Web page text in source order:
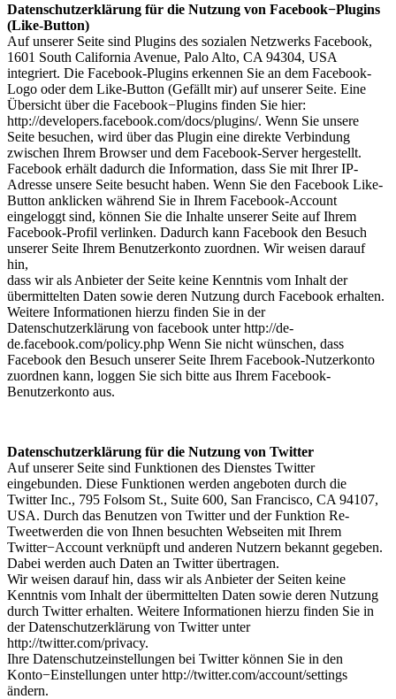
Datenschutzerklärung für die Nutzung von Facebook−Plugins
(Like-Button)
Auf unserer Seite sind Plugins des sozialen Netzwerks Facebook,
1601 South California Avenue, Palo Alto, CA 94304, USA
integriert. Die Facebook-Plugins erkennen Sie an dem Facebook-
Logo oder dem Like-Button (Gefällt mir) auf unserer Seite. Eine
Übersicht über die Facebook−Plugins finden Sie hier:
http://developers.facebook.com/docs/plugins/. Wenn Sie unsere
Seite besuchen, wird über das Plugin eine direkte Verbindung
zwischen Ihrem Browser und dem Facebook-Server hergestellt.
Facebook erhält dadurch die Information, dass Sie mit Ihrer IP-
Adresse unsere Seite besucht haben. Wenn Sie den Facebook Like-
Button anklicken während Sie in Ihrem Facebook-Account
eingeloggt sind, können Sie die Inhalte unserer Seite auf Ihrem
Facebook-Profil verlinken. Dadurch kann Facebook den Besuch
unserer Seite Ihrem Benutzerkonto zuordnen. Wir weisen darauf
hin,
dass wir als Anbieter der Seite keine Kenntnis vom Inhalt der
übermittelten Daten sowie deren Nutzung durch Facebook erhalten.
Weitere Informationen hierzu finden Sie in der
Datenschutzerklärung von facebook unter http://de-
de.facebook.com/policy.php Wenn Sie nicht wünschen, dass
Facebook den Besuch unserer Seite Ihrem Facebook-Nutzerkonto
zuordnen kann, loggen Sie sich bitte aus Ihrem Facebook-
Benutzerkonto aus.
Datenschutzerklärung für die Nutzung von Twitter
Auf unserer Seite sind Funktionen des Dienstes Twitter
eingebunden. Diese Funktionen werden angeboten durch die
Twitter Inc., 795 Folsom St., Suite 600, San Francisco, CA 94107,
USA. Durch das Benutzen von Twitter und der Funktion Re-
Tweetwerden die von Ihnen besuchten Webseiten mit Ihrem
Twitter−Account verknüpft und anderen Nutzern bekannt gegeben.
Dabei werden auch Daten an Twitter übertragen.
Wir weisen darauf hin, dass wir als Anbieter der Seiten keine
Kenntnis vom Inhalt der übermittelten Daten sowie deren Nutzung
durch Twitter erhalten. Weitere Informationen hierzu finden Sie in
der Datenschutzerklärung von Twitter unter
http://twitter.com/privacy.
Ihre Datenschutzeinstellungen bei Twitter können Sie in den
Konto−Einstellungen unter http://twitter.com/account/settings
ändern.